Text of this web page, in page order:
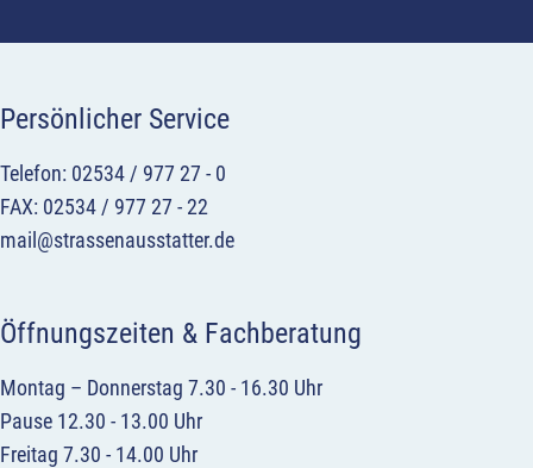
Persönlicher Service
Telefon: 02534 / 977 27 - 0
FAX: 02534 / 977 27 - 22
mail@strassenausstatter.de
Öffnungszeiten & Fachberatung
Montag – Donnerstag 7.30 - 16.30 Uhr
Pause 12.30 - 13.00 Uhr
Freitag 7.30 - 14.00 Uhr